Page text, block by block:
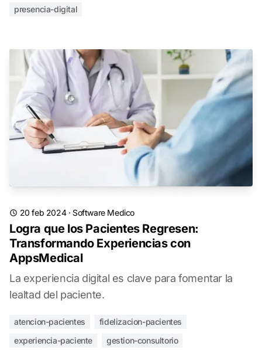
presencia-digital
20 feb 2024·Software Medico
Logra que los Pacientes Regresen:
Transformando Experiencias con
AppsMedical
La experiencia digital es clave para fomentar la
lealtad del paciente.
atencion-pacientes
fidelizacion-pacientes
experiencia-paciente
gestion-consultorio